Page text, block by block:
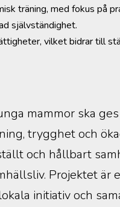
träning, med fokus på
självständighet.
vilket bidrar till
mammor ska
trygghet och
och hållbart
Projektet är
initiativ och